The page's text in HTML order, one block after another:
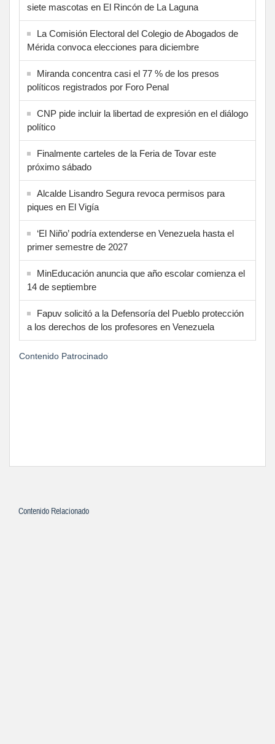
siete mascotas en El Rincón de La Laguna
La Comisión Electoral del Colegio de Abogados de
Mérida convoca elecciones para diciembre
Miranda concentra casi el 77 % de los presos
políticos registrados por Foro Penal
CNP pide incluir la libertad de expresión en el diálogo
político
Finalmente carteles de la Feria de Tovar este
próximo sábado
Alcalde Lisandro Segura revoca permisos para
piques en El Vigía
‘El Niño’ podría extenderse en Venezuela hasta el
primer semestre de 2027
MinEducación anuncia que año escolar comienza el
14 de septiembre
Fapuv solicitó a la Defensoría del Pueblo protección
a los derechos de los profesores en Venezuela
Contenido Patrocinado
Contenido Relacionado